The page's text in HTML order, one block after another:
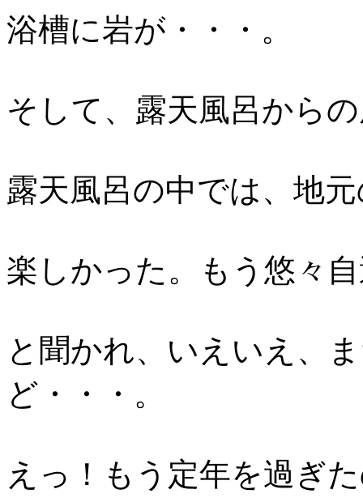
浴槽に岩が・・・。
そして、露天風呂から
露天風呂の中では、地
楽しかった。もう悠々
と聞かれ、いえいえ、
ど・・・。
えっ！もう定年を過ぎ